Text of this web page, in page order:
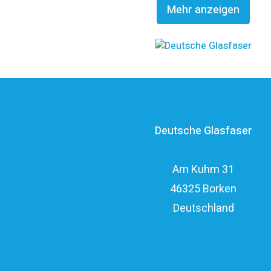
Mehr anzeigen
Investitionsvolumen von über elf
Deutsche Glasfaser
Am Kuhm 31
46325 Borken
Deutschland